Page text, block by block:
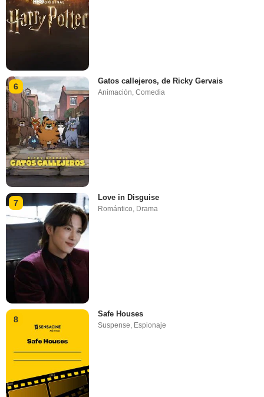
6
Gatos callejeros, de Ricky Gervais
Animación,Comedia
7
Love in Disguise
Romántico, Drama
8
Safe Houses
Suspense, Espionaje